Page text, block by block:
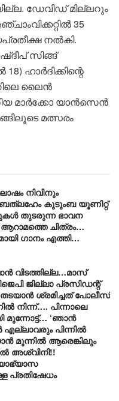
ഡേവിഡ് മില്ലറും
35
നല്‍കി.
സിങ്ങ്
ഹാര്‍ദിക്കിന്റെ
ലൈന്‍
മാര്‍ക്കോ യാന്‍സെന്‍
മത്സരം
നിവിനും
കുടുംബ യൂണിറ്റ്
തുടരുന്ന ഭാവന
ചിത്രം…
ഗാനം എത്തി…
വിടത്തില്ല…മാസ്
ജില്ലാ പ്രസിഡന്റ്
തടയാൻ ശ്രമിച്ചത് പോലീസ്
നിന്ന്…. പിന്നാലെ
മുന്നോട്ട്… ‘ഞാൻ
പിന്നിൽ
മുന്നിൽ ആരെങ്കിലും
അശ്വിനി!!
പ്രതിഷേധം